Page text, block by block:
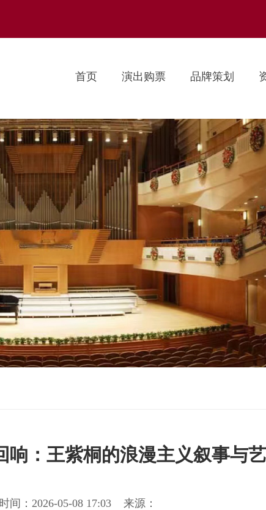
首页 演出购票 品牌策划
响：王紫桐的浪漫主义叙事与
间：2026-05-08 17:03 来源：